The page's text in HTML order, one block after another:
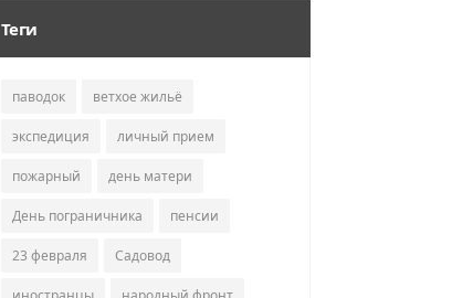
Теги
паводок ветхое жильё
экспедиция личный прием
пожарный день матери
День пограничника пенсии
23 февраля Садовод